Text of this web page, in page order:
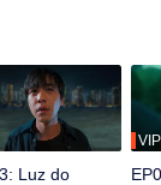
Luz do
VIP